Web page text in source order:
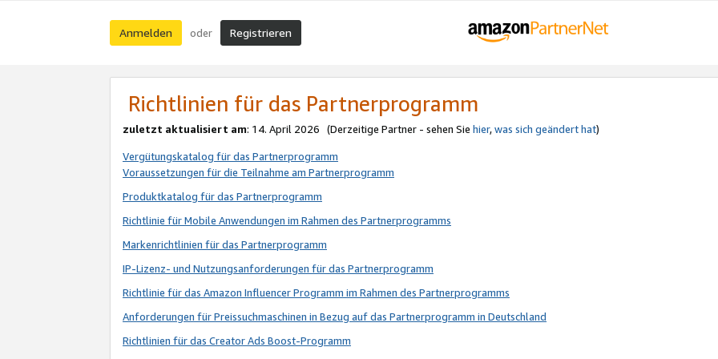
Anmelden oder Registrieren
Richtlinien für das Partnerprogramm
zuletzt aktualisiert am: 14. April 2026 (Derzeitige Partner - sehen Sie hier,was sich geändert hat)
Vergütungskatalog für das Partnerprogramm
Voraussetzungen für die Teilnahme am Partnerprogramm
Produktkatalog für das Partnerprogramm
Richtlinie für Mobile Anwendungen im Rahmen des Partnerprogramms
Markenrichtlinien für das Partnerprogramm
IP-Lizenz- und Nutzungsanforderungen für das Partnerprogramm
Richtlinie für das Amazon Influencer Programm im Rahmen des Partnerprogramms
Anforderungen für Preissuchmaschinen in Bezug auf das Partnerprogramm in Deutschland
Richtlinien für das Creator Ads Boost-Programm